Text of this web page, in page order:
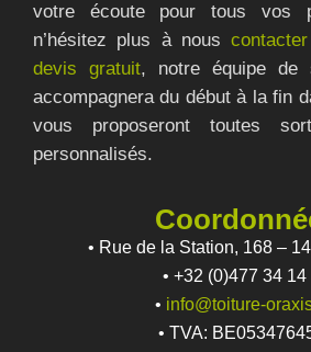
votre écoute pour tous vos
n’hésitez plus à nous
devis gratuit, notre équipe de
accompagnera du début à la fin
vous proposeront toutes
personnalisés.
• Rue de la Station, 168 –
• +32 (0)477 34 14
• info@toiture-
• TVA: